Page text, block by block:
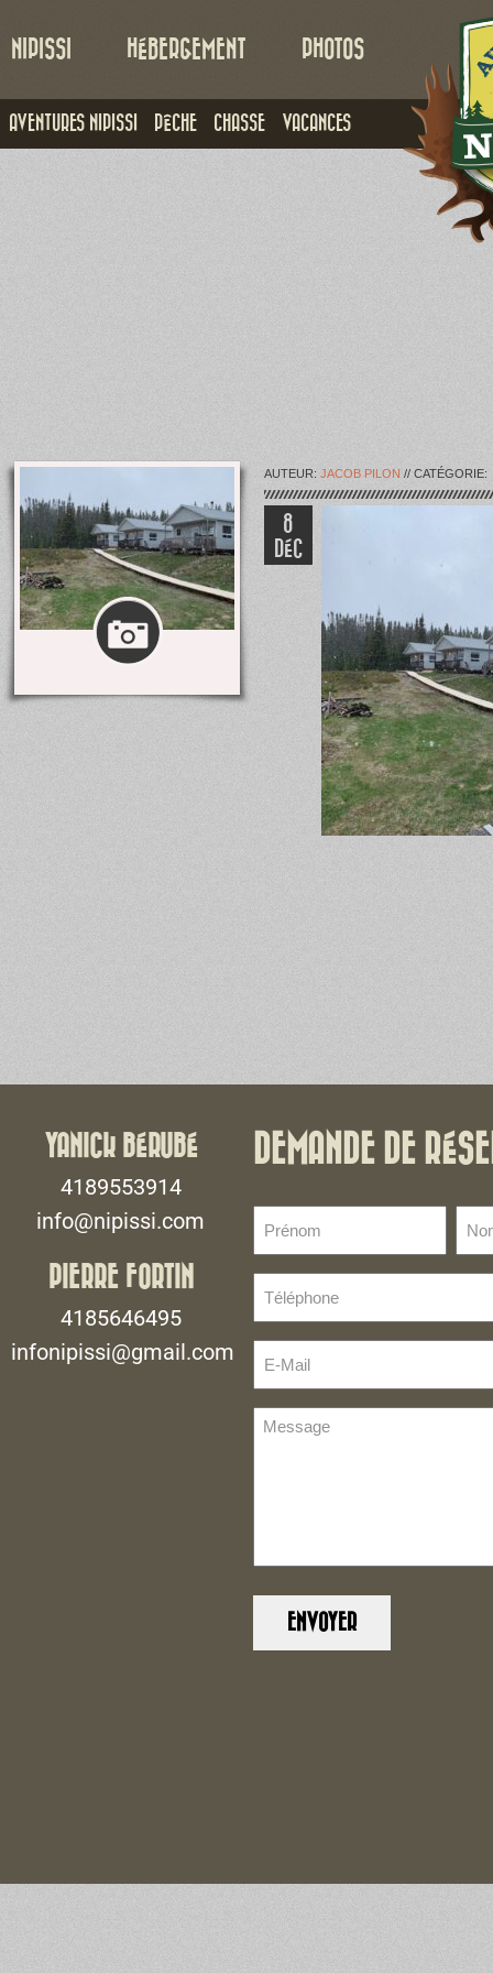
NIPISSI
AVENTURES NIPISSI PÊCHE CHASSE VACANCES
HÉBERGEMENT PHOTOS
AUTEUR: JACOB PILON // CATÉGORIE:
8
DÉC
YANICK BÉRUBÉ
4189553914
info@nipissi.com
PIERRE FORTIN
4185646495
infonipissi@gmail.com
DEMANDE DE
(Nécessaire)
de
(Nécessaire)
Mail
Message